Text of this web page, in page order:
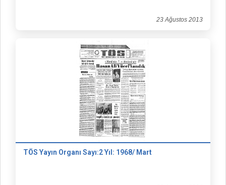
23 Ağustos 2013
TÖS Yayın Organı Sayı:2 Yıl: 1968/ Mart